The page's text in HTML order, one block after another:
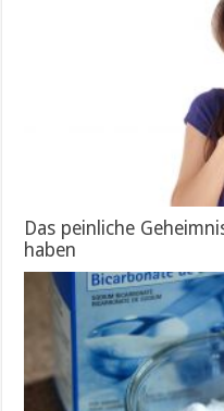
Das peinliche
haben